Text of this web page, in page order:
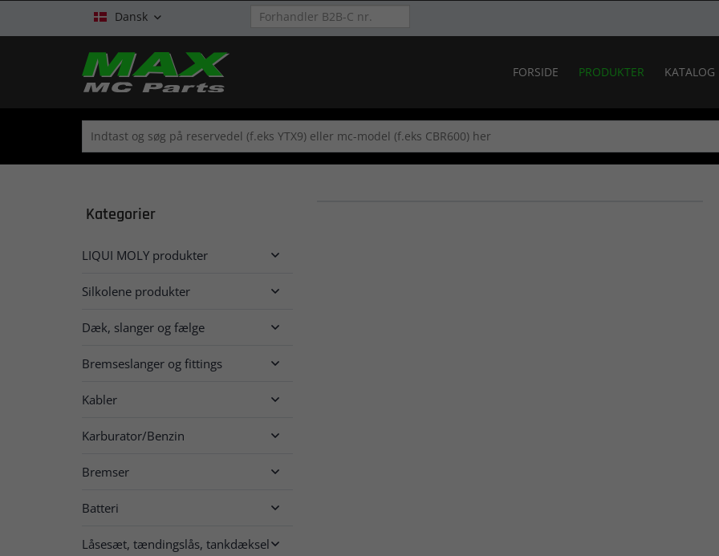
Dansk 
FORSIDE PRODUKTER KATALOG
Kategorier
LIQUI MOLY produkter 
Silkolene produkter 
Dæk, slanger og fælge 
Bremseslanger og fittings 
Kabler 
Karburator/Benzin 
Bremser 
Batteri 
Låsesæt, tændingslås, tankdæksel